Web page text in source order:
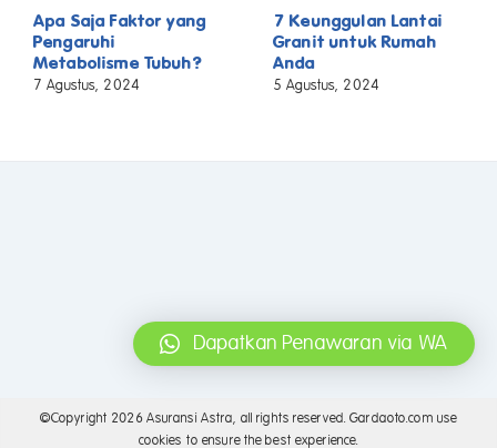
Apa Saja Faktor yang
Pengaruhi
Metabolisme Tubuh?
7 Agustus, 2024
7 Keunggulan Lantai
Granit untuk Rumah
Anda
5 Agustus, 2024
©Copyright 2026 Asuransi Astra, all rights reserved. Gardaoto.com use
cookies to ensure the best experience.
Dapatkan Penawaran via WA